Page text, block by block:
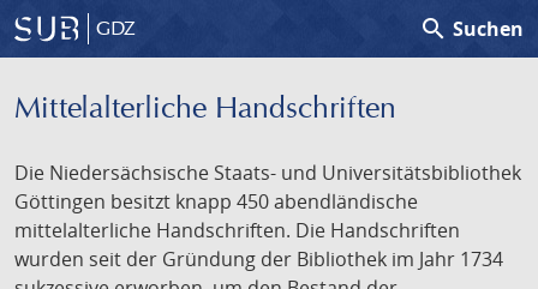
GDZ search Suchen
Mittelalterliche Handschriften
Die Niedersächsische Staats- und Universitätsbibliothek
Göttingen besitzt knapp 450 abendländische
mittelalterliche Handschriften. Die Handschriften
wurden seit der Gründung der Bibliothek im Jahr 1734